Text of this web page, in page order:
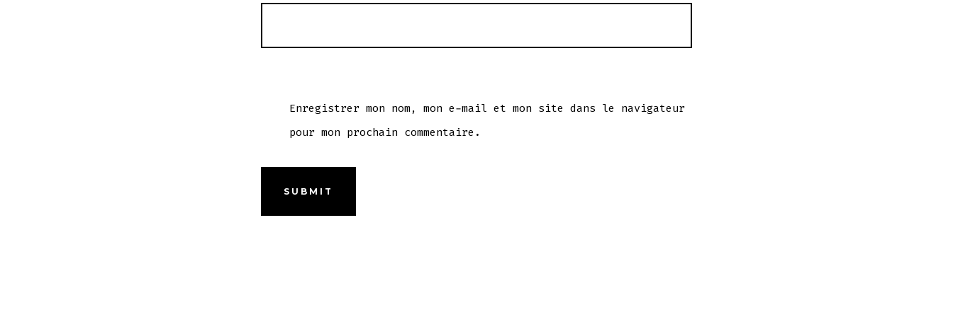
Enregistrer mon nom, mon e-mail et mon site dans le navigateur
pour mon prochain commentaire.